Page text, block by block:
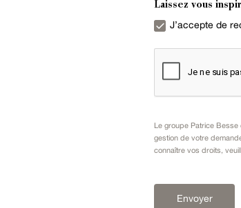
Laissez vous
J’accepte de
Le groupe Patrice
gestion de votre
connaître vos droits,
Envoyer